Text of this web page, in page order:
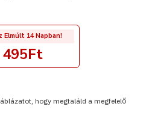
hogy megtaláld a megfelelő
495Ft
Elmúlt 14 Napban!